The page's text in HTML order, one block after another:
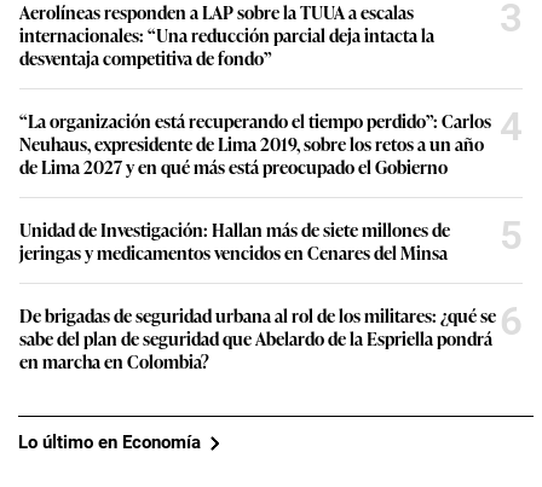
Aerolíneas responden a LAP sobre la TUUA a escalas
internacionales: “Una reducción parcial deja intacta la
desventaja competitiva de fondo”
3
“La organización está recuperando el tiempo perdido”: Carlos
Neuhaus, expresidente de Lima 2019, sobre los retos a un año
de Lima 2027 y en qué más está preocupado el Gobierno
4
Unidad de Investigación: Hallan más de siete millones de
jeringas y medicamentos vencidos en Cenares del Minsa
5
De brigadas de seguridad urbana al rol de los militares: ¿qué se
sabe del plan de seguridad que Abelardo de la Espriella pondrá
en marcha en Colombia?
6
Lo último en Economía